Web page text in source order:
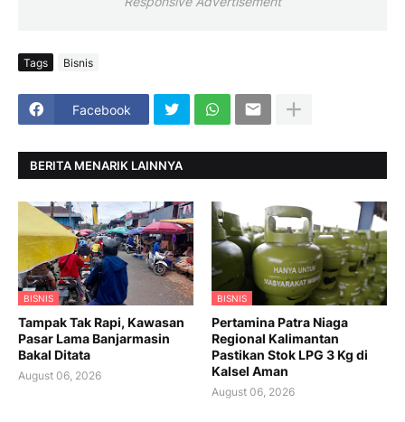
Tags Bisnis
Facebook
BERITA MENARIK LAINNYA
BISNIS
Tampak Tak Rapi, Kawasan
Pasar Lama Banjarmasin
Bakal Ditata
August 06, 2026
BISNIS
Pertamina Patra Niaga
Regional Kalimantan
Pastikan Stok LPG 3 Kg di
Kalsel Aman
August 06, 2026